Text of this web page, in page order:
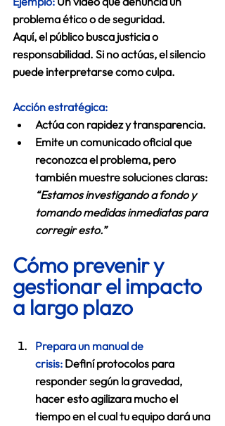
problema ético o de seguridad.
Aquí, el público busca justicia o
responsabilidad. Si no actúas, el silencio
puede interpretarse como culpa.
Acción estratégica:
Actúa con rapidez y transparencia.
Emite un comunicado oficial que
reconozca el problema, pero
también muestre soluciones claras:
“Estamos investigando a fondo y
tomando medidas inmediatas para
corregir esto.”
Cómo prevenir y
gestionar el impacto
a largo plazo
Prepara un manual de
crisis: Definí protocolos para
responder según la gravedad,
hacer esto agilizara mucho el
tiempo en el cual tu equipo dará una